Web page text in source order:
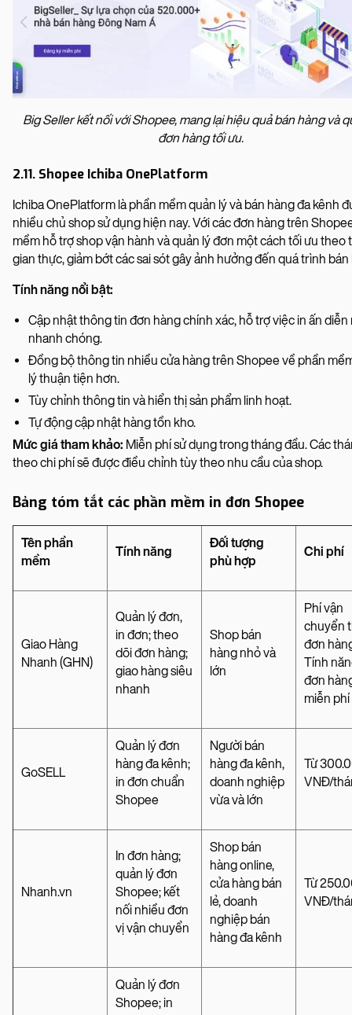
Big Seller kết nối với Shopee, mang lại hiệu quả bán hàng và
đơn hàng tối ưu.
2.11. Shopee Ichiba OnePlatform
Ichiba OnePlatform là phần mềm quản lý và bán hàng đa kênh
nhiều chủ shop sử dụng hiện nay. Với các đơn hàng trên
mềm hỗ trợ shop vận hành và quản lý đơn một cách tối ưu theo
gian thực, giảm bớt các sai sót gây ảnh hưởng đến quá trình
Tính năng nổi bật:
Cập nhật thông tin đơn hàng chính xác, hỗ trợ việc in ấn diễn
nhanh chóng.
Đồng bộ thông tin nhiều cửa hàng trên Shopee về phần
lý thuận tiện hơn.
Tùy chỉnh thông tin và hiển thị sản phẩm linh hoạt.
Tự động cập nhật hàng tồn kho.
Mức giá tham khảo: Miễn phí sử dụng trong tháng đầu. Các
theo chi phí sẽ được điều chỉnh tùy theo nhu cầu của shop.
Bảng tóm tắt các phần mềm in đơn Shopee
Tên phần
mềm
Tính năng
Đối tượng
phù hợp
Chi phí
Giao Hàng
Nhanh (GHN)
Quản lý đơn,
in đơn; theo
dõi đơn hàng;
giao hàng siêu
nhanh
Shop bán
hàng nhỏ và
lớn
Phí vận
chuyển
đơn
Tính
đơn
miễn phí
GoSELL
Quản lý đơn
hàng đa kênh;
in đơn chuẩn
Shopee
Người bán
hàng đa kênh,
doanh nghiệp
vừa và lớn
Từ
VNĐ/
Nhanh.vn
In đơn hàng;
quản lý đơn
Shopee; kết
nối nhiều đơn
vị vận chuyển
Shop bán
hàng online,
cửa hàng bán
lẻ, doanh
nghiệp bán
hàng đa kênh
Từ
VNĐ/
Quản lý đơn
Shopee; in